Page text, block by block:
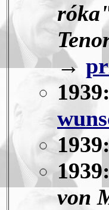
→
1939:
1939:
von